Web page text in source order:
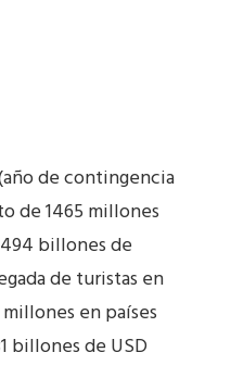
de contingencia
de 1465 millones
billones de
de turistas en
en países
billones de USD